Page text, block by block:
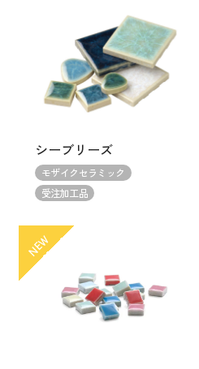
シーブリーズ
モザイクセラミック
受注加工品